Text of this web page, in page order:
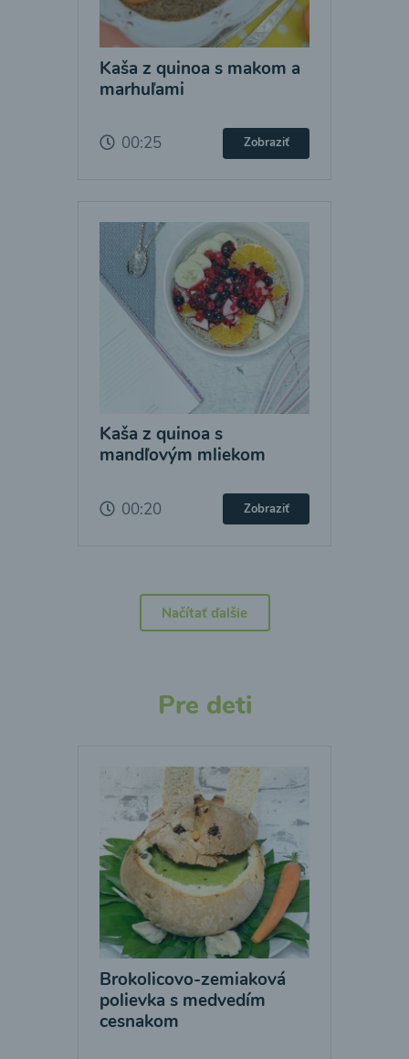
Kaša z quinoa s makom a
marhuľami
00:25 Zobraziť
Kaša z quinoa s
mandľovým mliekom
00:20 Zobraziť
Načítať ďalšie
Pre deti
Brokolicovo-zemiaková
polievka s medvedím
cesnakom